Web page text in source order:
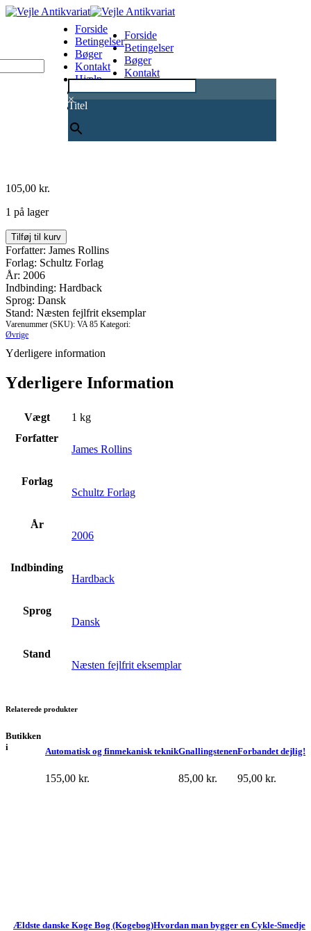
×
Titel
Forside
Betingelser
Bøger
Kontakt
Hjælp
0
Forside
Betingelser
Bøger
Kontakt
105,00 kr.
1 på lager
Den
sorte
orden
antal
Tilføj til kurv
Forfatter: James Rollins
Forlag: Schultz Forlag
År: 2006
Indbinding: Hardback
Sprog: Dansk
Stand: Næsten fejlfrit eksemplar
Varenummer (SKU): VA 85 Kategori:
Øvrige
Yderligere information
Yderligere Information
Vægt
1 kg
Forfatter
James Rollins
Forlag
Schultz Forlag
År
2006
Indbinding
Hardback
Sprog
Dansk
Stand
Næsten fejlfrit eksemplar
Relaterede produkter
Forbandet dejlig!
95,00 kr.
Gnallingstenen
85,00 kr.
Automatisk og finmekanisk teknik
155,00 kr.
Hvordan man bygger en Cykle-Smedje
Ældste danske Koge Bog (Kogebog)
Butikken
i